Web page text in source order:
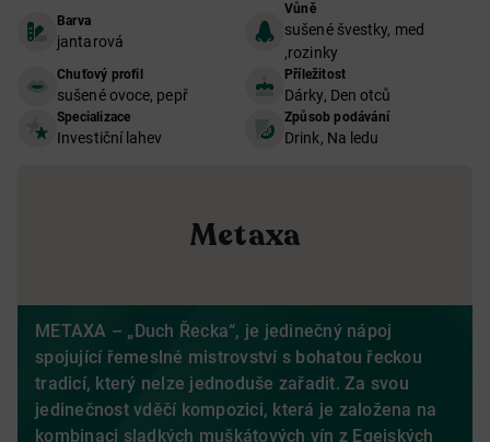
Barva
jantarová
Vůně
sušené švestky, med
,rozinky
Chuťový profil
sušené ovoce, pepř
Příležitost
Dárky, Den otců
Specializace
Investiční lahev
Způsob podávání
Drink, Na ledu
Metaxa
METAXA – „Duch Řecka“, je jedinečný nápoj
spojující řemeslné mistrovství s bohatou řeckou
tradicí, který nelze jednoduše zařadit. Za svou
jedinečnost vděčí kompozici, která je založena na
kombinaci sladkých muškátových vín z Egejských